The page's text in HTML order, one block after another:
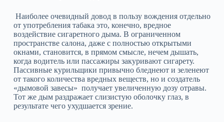
Наиболее очевидный довод в пользу вождения отдельно
от употребления табака это, конечно, вредное
воздействие сигаретного дыма. В ограниченном
пространстве салона, даже с полностью открытыми
окнами, становится, в прямом смысле, нечем дышать,
когда водитель или пассажиры закуривают сигарету.
Пассивные курильщики привычно бледнеют и зеленеют
от такого количества вредных веществ, но и создатель
«дымовой завесы» получает увеличенную дозу отравы.
Тот же дым раздражает слизистую оболочку глаз, в
результате чего ухудшается зрение.